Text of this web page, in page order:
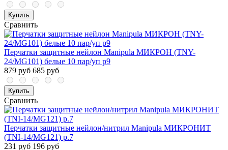
Купить
Сравнить
Перчатки защитные нейлон Manipula МИКРОН (TNY-
24/MG101) белые 10 пар/уп р9
879 руб 685 руб
Купить
Сравнить
Перчатки защитные нейлон/нитрил Manipula МИКРОНИТ
(TNI-14/MG121) р.7
231 руб 196 руб